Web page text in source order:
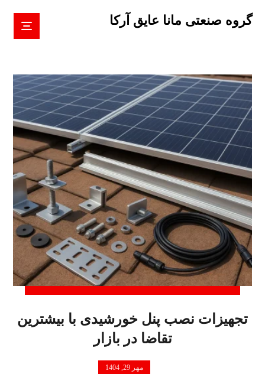
گروه صنعتی مانا عایق آرکا
تجهیزات نصب پنل خورشیدی با بیشترین
تقاضا در بازار
مهر 29, 1404